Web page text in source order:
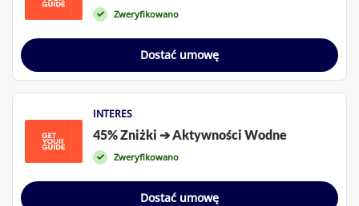
Zweryfikowano
Dostać umowę
INTERES
45% Zniżki ➔ Aktywności Wodne
Zweryfikowano
Dostać umowę